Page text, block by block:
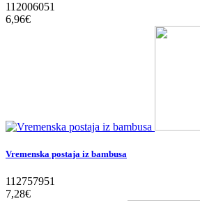
112006051
6,96‎€
Vremenska postaja iz bambusa
112757951
7,28‎€